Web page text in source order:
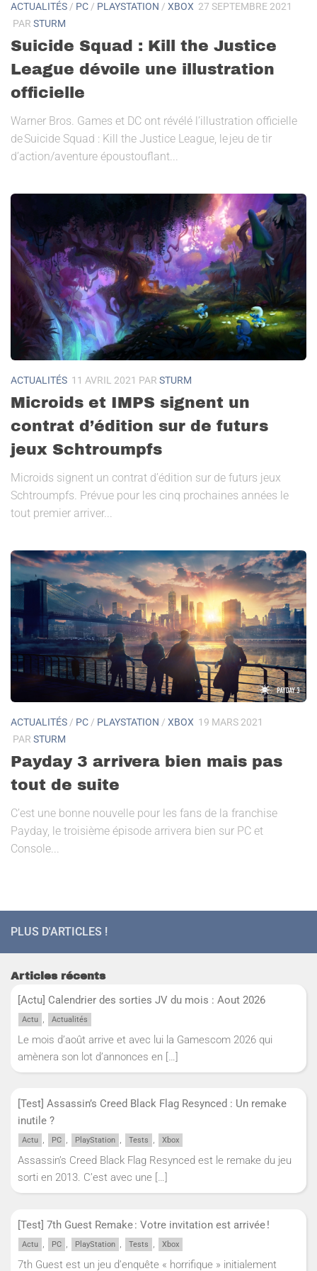
ACTUALITÉS / PC / PLAYSTATION / XBOX 27 SEPTEMBRE 2021
PAR STURM
Suicide Squad : Kill the Justice
League dévoile une illustration
officielle
Warner Bros. Games et DC ont révélé l’illustration officielle
de Suicide Squad : Kill the Justice League, le jeu de tir
d’action/aventure époustouflant...
ACTUALITÉS 11 AVRIL 2021 PAR STURM
Microids et IMPS signent un
contrat d’édition sur de futurs
jeux Schtroumpfs
Microids signent un contrat d’édition sur de futurs jeux
Schtroumpfs. Prévue pour les cinq prochaines années le
tout premier arriver...
ACTUALITÉS / PC / PLAYSTATION / XBOX 19 MARS 2021
PAR STURM
Payday 3 arrivera bien mais pas
tout de suite
C’est une bonne nouvelle pour les fans de la franchise
Payday, le troisième épisode arrivera bien sur PC et
Console...
PLUS D'ARTICLES !
Articles récents
[Actu] Calendrier des sorties JV du mois : Aout 2026
Actu , Actualités
Le mois d’août arrive et avec lui la Gamescom 2026 qui
amènera son lot d’annonces en […]
[Test] Assassin’s Creed Black Flag Resynced : Un remake
inutile ?
Actu , PC , PlayStation , Tests , Xbox
Assassin’s Creed Black Flag Resynced est le remake du jeu
sorti en 2013. C’est avec une […]
[Test] 7th Guest Remake : Votre invitation est arrivée !
Actu , PC , PlayStation , Tests , Xbox
7th Guest est un jeu d’enquête « horrifique » initialement